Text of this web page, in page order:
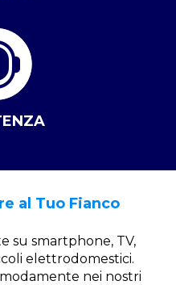
al Tuo Fianco
su smartphone, TV,
elettrodomestici.
nei nostri